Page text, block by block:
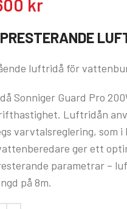
kr
luftridå för
Sonniger Guard Pro
Luftridån
varvtalsreglering, som
ger ett
parametrar –
på 8m.